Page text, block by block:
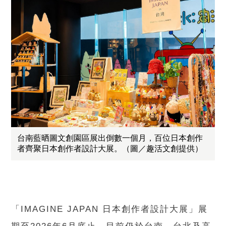
台南藍晒圖文創園區展出倒數一個月，百位日本創作
者齊聚日本創作者設計大展。（圖／趣活文創提供）
「IMAGINE JAPAN 日本創作者設計大展」展